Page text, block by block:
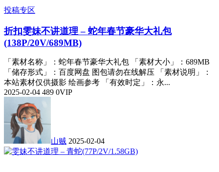
投稿专区
折扣雯妹不讲道理 – 蛇年春节豪华大礼包
(138P/20V/689MB)
「素材名称」：蛇年春节豪华大礼包 「素材大小」：689MB
「储存形式」：百度网盘 图包请勿在线解压 「素材说明」：
本站素材仅供摄影 绘画参考 「有效时定」：永...
2025-02-04 489 0VIP
山贼 2025-02-04